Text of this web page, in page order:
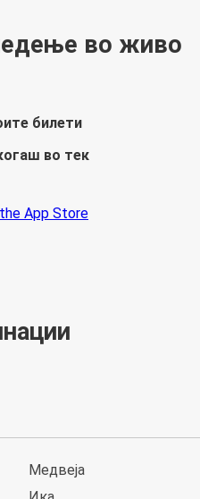
во живо
билети
во тек
Медвеја